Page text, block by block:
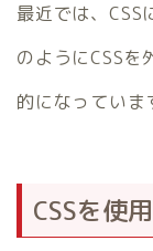
最近では、
のようにCSS
的になっていま
CSSを使